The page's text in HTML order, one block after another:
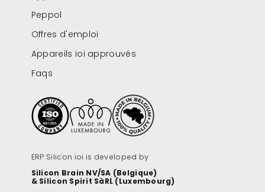
Peppol
Offres d'emploi
Appareils ioi approuvés
Faqs
ERP Silicon ioi is developed by
Silicon Brain NV/SA (Belgique)
& Silicon Spirit SàRL (Luxembourg)